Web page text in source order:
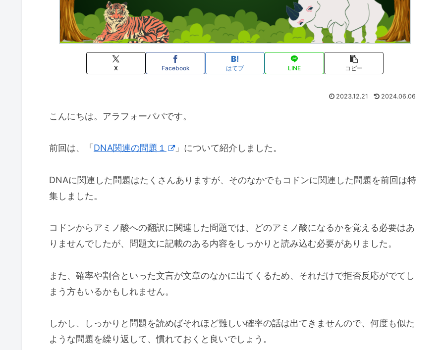
X Facebook はてブ LINE コピー
2023.12.21 2024.06.06
こんにちは。アラフォーパパです。
前回は、「 DNA関連の問題１ 」について紹介しました。
DNAに関連した問題はたくさんありますが、そのなかでもコドンに関連した問題を前回は特
集しました。
コドンからアミノ酸への翻訳に関連した問題では、どのアミノ酸になるかを覚える必要はあ
りませんでしたが、問題文に記載のある内容をしっかりと読み込む必要がありました。
また、確率や割合といった文言が文章のなかに出てくるため、それだけで拒否反応がでてし
まう方もいるかもしれません。
しかし、しっかりと問題を読めばそれほど難しい確率の話は出てきませんので、何度も似た
ような問題を繰り返して、慣れておくと良いでしょう。